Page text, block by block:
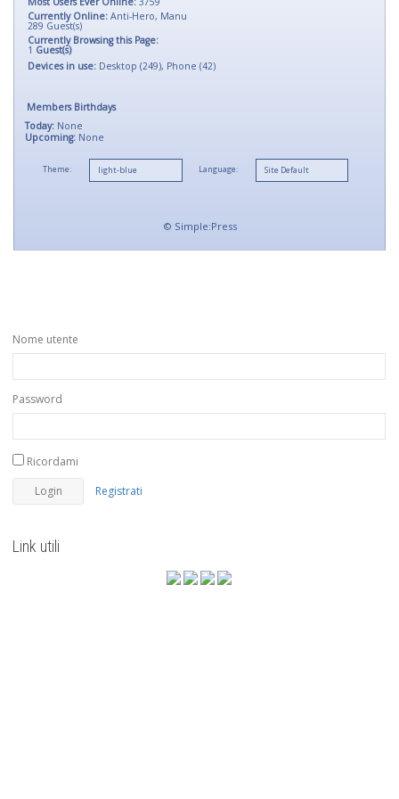
Currently Online: Anti-Hero, Manu
289 Guest(s)
Currently Browsing this Page:
1 Guest(s)
Devices in use: Desktop (249), Phone (42)
Members Birthdays
Today: None
Upcoming: None
Theme: Language:
© Simple:Press
Nome utente
Password
Ricordami
Registrati
Link utili